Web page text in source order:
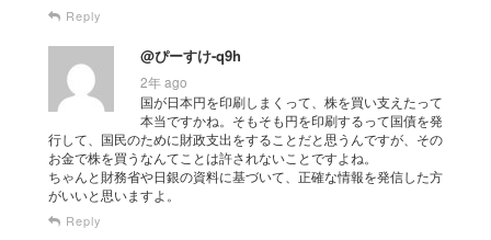
Reply
@ぴーすけ-q9h
2年 ago
国が日本円を印刷しまくって、株を買い支えたって
本当ですかね。そもそも円を印刷するって国債を発
行して、国民のために財政支出をすることだと思うんですが、その
お金で株を買うなんてことは許されないことですよね。
ちゃんと財務省や日銀の資料に基づいて、正確な情報を発信した方
がいいと思いますよ。
Reply